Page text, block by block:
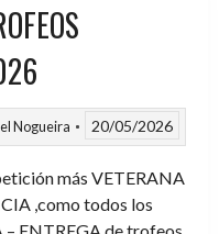
Nogueira 20/05/2026
más VETERANA
,como todos los
– ENTREGA de trofeos